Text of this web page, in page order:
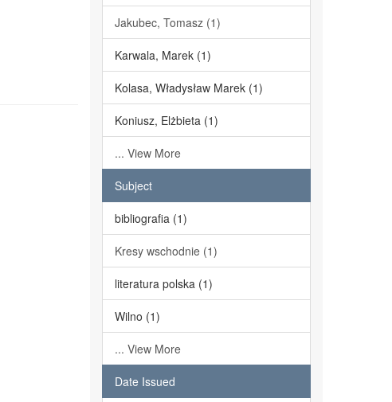
Jakubec, Tomasz (1)
Karwala, Marek (1)
Kolasa, Władysław Marek (1)
Koniusz, Elżbieta (1)
... View More
Subject
bibliografia (1)
Kresy wschodnie (1)
literatura polska (1)
Wilno (1)
... View More
Date Issued